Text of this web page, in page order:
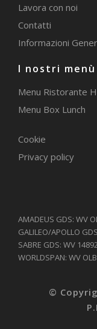
Lavora con noi
Contatti
Informazioni
I nostri menù
Menu Ristorante
Menu Box Lunch
Cookie
Privacy policy
AMADEUS GDS: WV
GALILEO/APOLLO
SABRE GDS: WV
WORLDSPAN: WV
©